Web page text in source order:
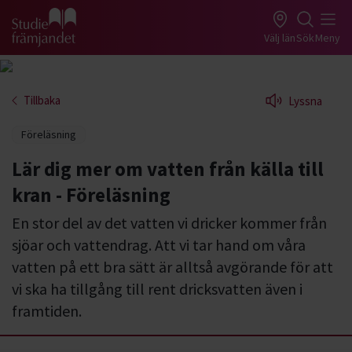
Gå till studiefrämjandets startsida Välj länSökMeny
Tillbaka Lyssna
Föreläsning
Lär dig mer om vatten från källa till
kran - Föreläsning
En stor del av det vatten vi dricker kommer från
sjöar och vattendrag. Att vi tar hand om våra
vatten på ett bra sätt är alltså avgörande för att
vi ska ha tillgång till rent dricksvatten även i
framtiden.